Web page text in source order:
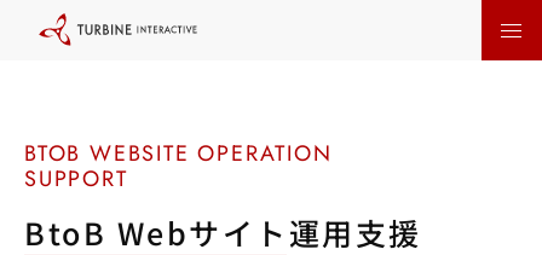
BtoB Webサイト運用支援